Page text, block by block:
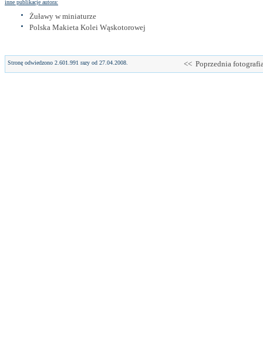
inne publikacje autora:
Żuławy w miniaturze
Polska Makieta Kolei Wąskotorowej
Stronę odwiedzono 2.601.991 razy od 27.04.2008. << Poprzednia